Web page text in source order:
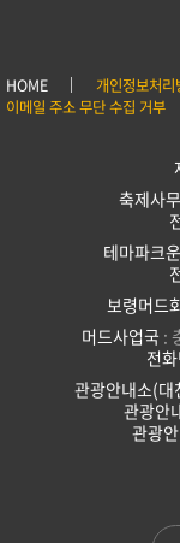
HOME 개인정보처리
이메일 주소 무단 수집 거부
축제사
테마파크
보령머드
머드사업국 :
전
관광안내소(대
관광안
관광